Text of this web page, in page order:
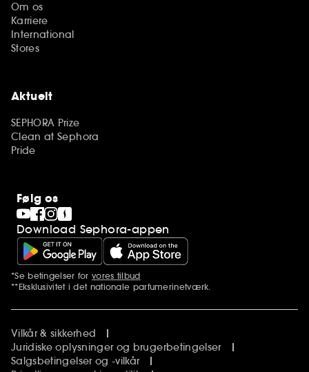
Om os
Karriere
International
Stores
Aktuelt
SEPHORA Prize
Clean at Sephora
Pride
Følg os
Download Sephora-appen
Yderligere bemærkninger
*Se betingelser for vores tilbud
**Eksklusivitet i det nationale parfumerinetværk.
Vilkår & sikkerhed
Juridiske oplysninger og brugerbetingelser
Salgsbetingelser og -vilkår